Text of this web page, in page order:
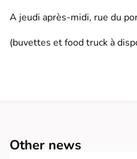
A jeudi après-midi, rue du
(buvettes et food truck à
Other news